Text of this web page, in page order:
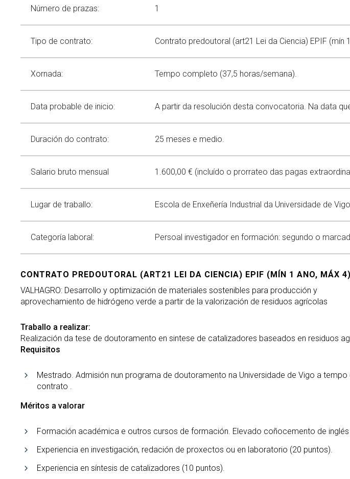
Spin offs
Divulgación científica
Novas
Eventos
Calendario
Igualdade
Política de igualdade
Igualdade na investigación
ES
Instagram Linkedin
Número de prazas: 1
Tipo de contrato: Contrato predoutoral (art21 Lei da Ciencia) EPIF (mín
Xornada: Tempo completo (37,5 horas/semana).
Data probable de inicio: A partir da resolución desta convocatoria. Na data
Duración do contrato: 25 meses e medio.
Salario bruto mensual 1.600,00 € (incluído o prorrateo das pagas
Lugar de traballo: Escola de Enxeñería Industrial da Universidade de Vigo
Categoría laboral: Persoal investigador en formación: segundo o
CONTRATO PREDOUTORAL (ART21 LEI DA CIENCIA) EPIF (MÍN 1 ANO, MÁX 4)
VALHAGRO: Desarrollo y optimización de materiales sostenibles para producción y
aprovechamiento de hidrógeno verde a partir de la valorización de residuos agrícolas
Traballo a realizar:
Realización da tese de doutoramento en sintese de catalizadores baseados en residuos
Requisitos
Mestrado. Admisión nun programa de doutoramento na Universidade de Vigo a
contrato .
Méritos a valorar
Formación académica e outros cursos de formación. Elevado coñocemento de inglés
Experiencia en investigación, redación de proxectos ou en laboratorio (20 puntos).
Experiencia en síntesis de catalizadores (10 puntos).